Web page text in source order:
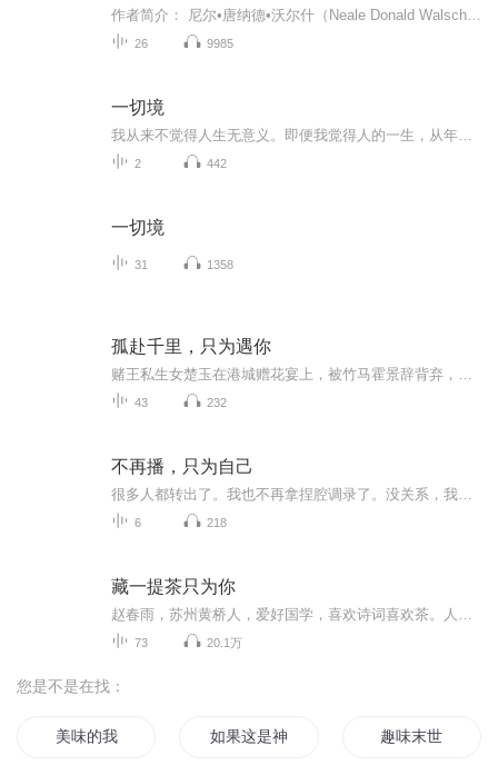
26 9985
一切境
2 442
一切境
31 1358
孤赴千里，只为遇你
43 232
不再播，只为自己
6 218
藏一提茶只为你
73 20.1万
您是不是在找：
美味的我 如果这是神的恶趣味 趣味末世